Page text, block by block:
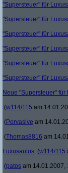
"Supersteuer" für
"Supersteuer" für
"Supersteuer" für
"Supersteuer" für
"Supersteuer" für
"Supersteuer" für
Neue "Supersteuer" für
(w114/115 am
(Pervasive am
(Thomas8816 am
Luxusautos (w114/115
(patos am 14.01.2007,